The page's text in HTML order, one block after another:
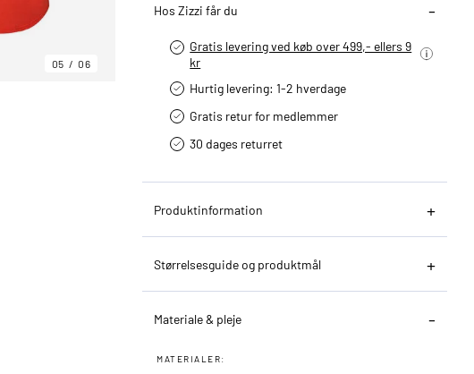
05 06
Hos Zizzi får du
Gratis levering ved køb over 499,- ellers 9
kr
Hurtig levering­: 1-2 hverdage
Gratis retur for medlemmer
30 dages returret
Produktinformation
Størrelsesguide og produktmål
Materiale & pleje
MATERIALER: